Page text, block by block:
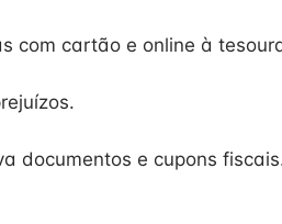
com cartão e online à
documentos e cupons